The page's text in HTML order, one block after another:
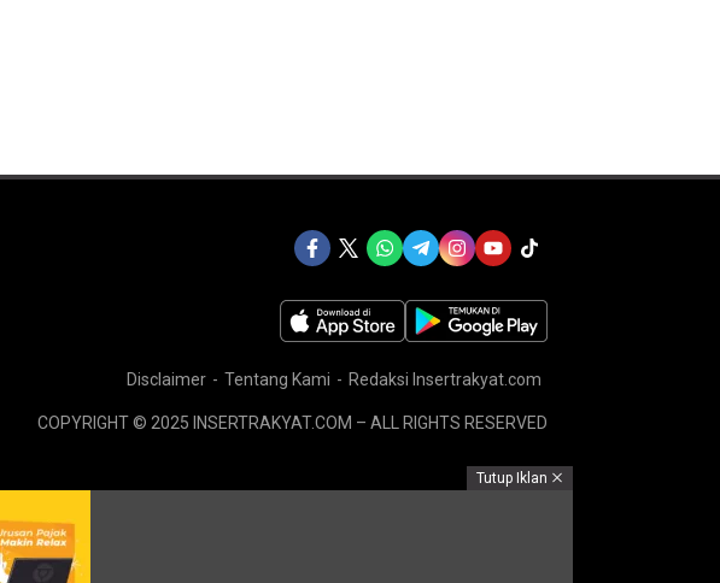
Disclaimer Tentang Kami Redaksi Insertrakyat.com
COPYRIGHT © 2025 INSERTRAKYAT.COM – ALL RIGHTS RESERVED
Tutup Iklan